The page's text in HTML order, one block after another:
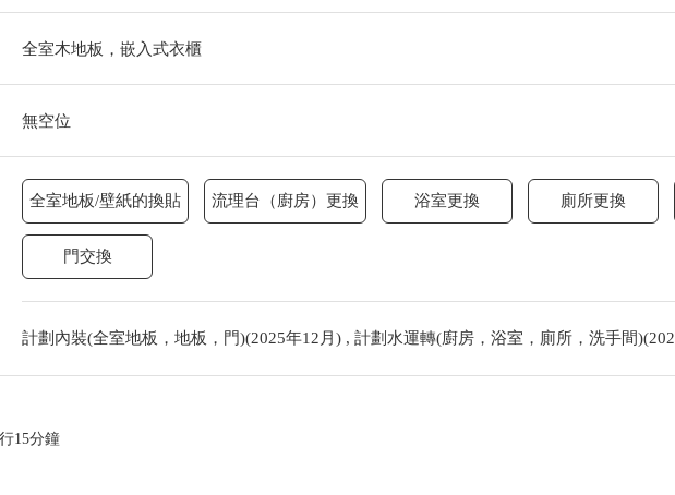
全室木地板，嵌入式衣櫃
無空位
全室地板/壁紙的換貼 流理台（廚房）更換 浴室更換 廁所更換
門交換
計劃內裝(全室地板，地板，門)(2025年12月) , 計劃水運轉(廚房，浴室，廁所，洗手間
15分鐘